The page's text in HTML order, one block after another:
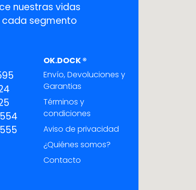
nuestras vidas
cada segmento
OK.DOCK ®
Envío, Devoluciones y
Garantias
Términos y
condiciones
Aviso de privacidad
¿Quiénes somos?
Contacto